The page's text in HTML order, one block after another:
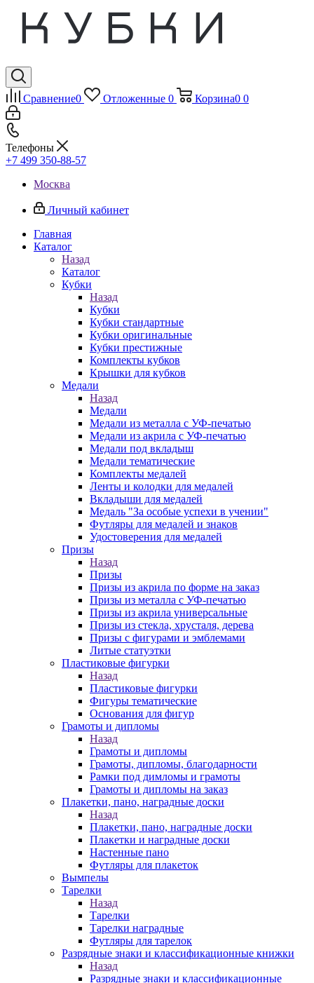
Сравнение0 Отложенные 0 Корзина0 0
Телефоны
+7 499 350-88-57
Москва
Личный кабинет
Главная
Каталог
Назад
Каталог
Кубки
Назад
Кубки
Кубки стандартные
Кубки оригинальные
Кубки престижные
Комплекты кубков
Крышки для кубков
Медали
Назад
Медали
Медали из металла с УФ-печатью
Медали из акрила с УФ-печатью
Медали под вкладыш
Медали тематические
Комплекты медалей
Ленты и колодки для медалей
Вкладыши для медалей
Медаль "За особые успехи в учении"
Футляры для медалей и знаков
Удостоверения для медалей
Призы
Назад
Призы
Призы из акрила по форме на заказ
Призы из металла с УФ-печатью
Призы из акрила универсальные
Призы из стекла, хрусталя, дерева
Призы с фигурами и эмблемами
Литые статуэтки
Пластиковые фигурки
Назад
Пластиковые фигурки
Фигуры тематические
Основания для фигур
Грамоты и дипломы
Назад
Грамоты и дипломы
Грамоты, дипломы, благодарности
Рамки под димломы и грамоты
Грамоты и дипломы на заказ
Плакетки, пано, наградные доски
Назад
Плакетки, пано, наградные доски
Плакетки и наградные доски
Настенные пано
Футляры для плакеток
Вымпелы
Тарелки
Назад
Тарелки
Тарелки наградные
Футляры для тарелок
Разрядные знаки и классификационные книжки
Назад
Разрядные знаки и классификационные